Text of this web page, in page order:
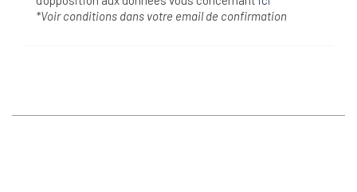
*Voir conditions dans votre email de confirmation